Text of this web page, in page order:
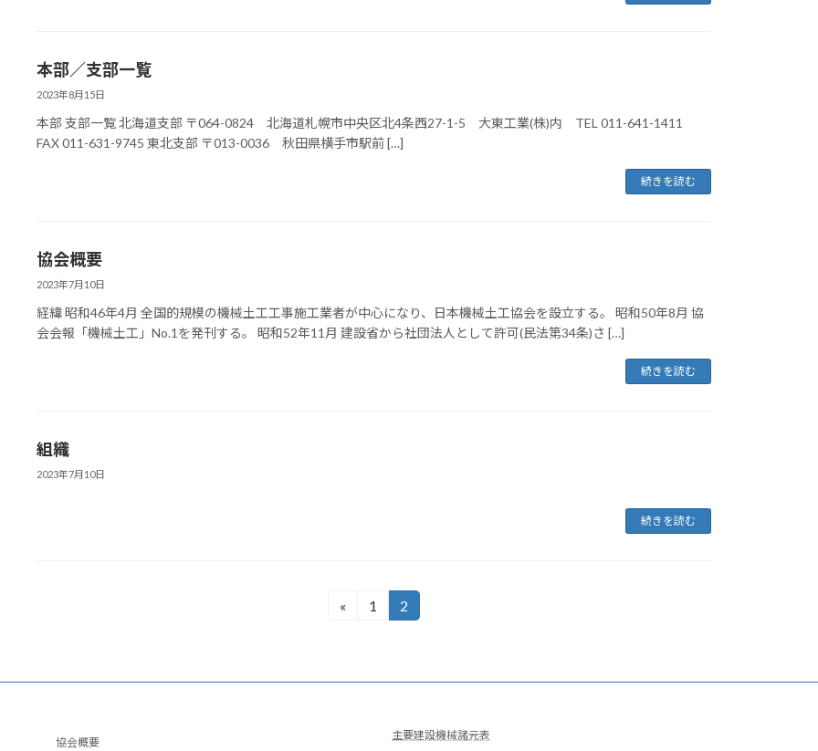
本部／支部一覧
2023年8月15日
本部 支部一覧 北海道支部 〒064-0824 北海道札幌市中央区北4条西27-1-5 大東工業(株)内 TEL 011-641-1411
FAX 011-631-9745 東北支部 〒013-0036 秋田県横手市駅前 […]
続きを読む
協会概要
2023年7月10日
経緯 昭和46年4月 全国的規模の機械土工工事施工業者が中心になり、日本機械土工協会を設立する。 昭和50年8月 協
会会報「機械土工」No.1を発刊する。 昭和52年11月 建設省から社団法人として許可(民法第34条)さ […]
続きを読む
組織
2023年7月10日
続きを読む
の
«
固
1
固
2
協会概要
主要建設機械諸元表